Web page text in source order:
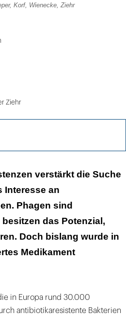
Korf, Wienecke, Ziehr
Ziehr
Anwendungen
Welt
verstärkt die Suche
Interesse an
Phagen sind
das Potenzial,
Doch bislang wurde in
Medikament
in Europa rund 30.000
antibiotikaresistente Bakterien